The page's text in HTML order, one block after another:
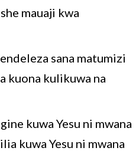
mauaji kwa
sana matumizi
kuona kulikuwa na
kuwa Yesu ni mwana
kuwa Yesu ni mwana